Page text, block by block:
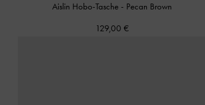
Aislin Hobo-Tasche - Pecan Brown
129,00 €